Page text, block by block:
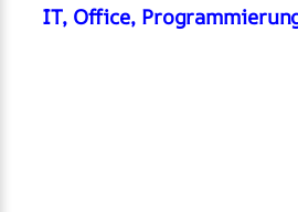
IT, Office,